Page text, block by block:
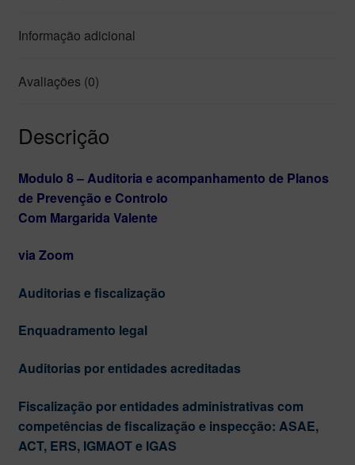
Informação adicional
Avaliações (0)
Descrição
Modulo 8 – Auditoria e acompanhamento de Planos
de Prevenção e Controlo
Com Margarida Valente
via Zoom
Auditorias e fiscalização
Enquadramento legal
Auditorias por entidades acreditadas
Fiscalização por entidades administrativas com
competências de fiscalização e inspecção: ASAE,
ACT, ERS, IGMAOT e IGAS